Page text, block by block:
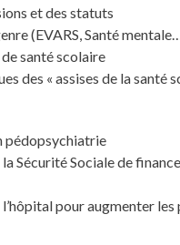
et des statuts
(EVARS, Santé
santé scolaire
des « assises de la santé
pédopsychiatrie
Sécurité Sociale de
pour augmenter